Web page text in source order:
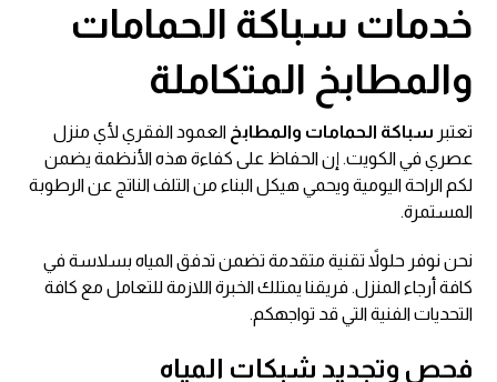
خدمات سباكة الحمامات
والمطابخ المتكاملة
تعتبر سباكة الحمامات والمطابخ العمود الفقري لأي منزل
عصري في الكويت. إن الحفاظ على كفاءة هذه الأنظمة يضمن
لكم الراحة اليومية ويحمي هيكل البناء من التلف الناتج عن الرطوبة
المستمرة.
نحن نوفر حلولاً تقنية متقدمة تضمن تدفق المياه بسلاسة في
كافة أرجاء المنزل. فريقنا يمتلك الخبرة اللازمة للتعامل مع كافة
التحديات الفنية التي قد تواجهكم.
فحص وتجديد شبكات المياه